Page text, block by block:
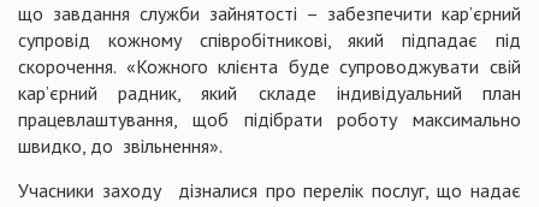
що завдання служби зайнятості – забезпечити кар’єрний
супровід кожному співробітникові, який підпадає під
скорочення. «Кожного клієнта буде супроводжувати свій
кар’єрний радник, який складе індивідуальний план
працевлаштування, щоб підібрати роботу максимально
швидко, до звільнення».
Учасники заходу дізналися про перелік послуг, що надає